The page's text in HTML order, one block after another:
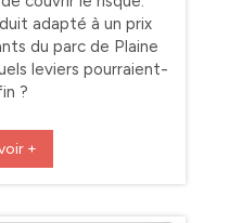
adapté à un prix
du parc de Plaine
leviers pourraient-
?
+